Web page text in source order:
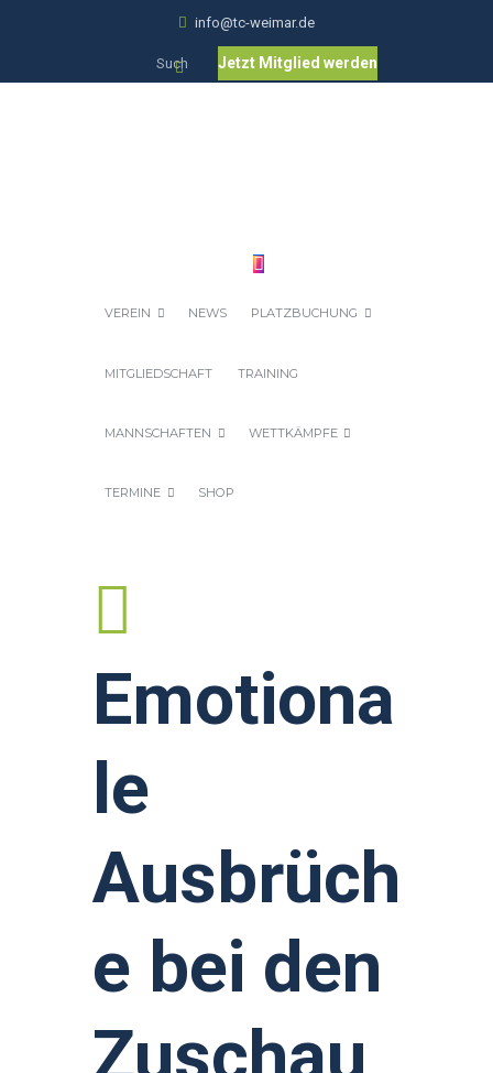
info@tc-weimar.de
Jetzt Mitglied werden
VEREIN NEWS PLATZBUCHUNG
MITGLIEDSCHAFT TRAINING
MANNSCHAFTEN WETTKÄMPFE
TERMINE SHOP
Emotiona
le
Ausbrüch
e bei den